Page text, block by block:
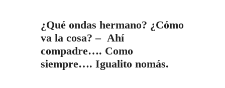
¿Qué ondas hermano? ¿Cómo
va la cosa? – Ahí
compadre…. Como
siempre…. Igualito nomás.